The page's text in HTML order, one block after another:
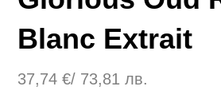
Blanc Extrait
37,74€/ 73,81 лв.